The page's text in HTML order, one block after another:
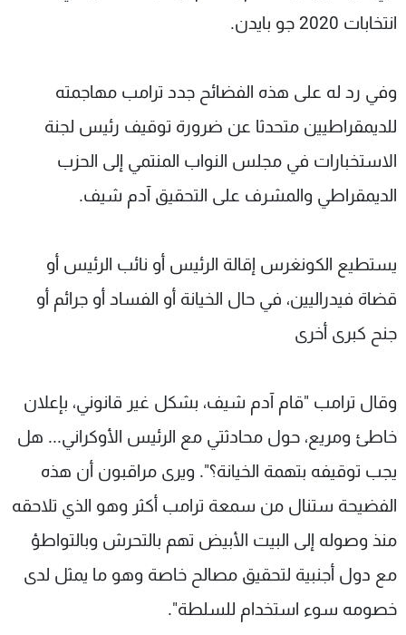
انتخابات 2020 جو بايدن.
وفي رد له على هذه الفضائح جدد ترامب مهاجمته
للديمقراطيين متحدثا عن ضرورة توقيف رئيس لجنة
الاستخبارات في مجلس النواب المنتمي إلى الحزب
الديمقراطي والمشرف على التحقيق آدم شيف.
يستطيع الكونغرس إقالة الرئيس أو نائب الرئيس أو
قضاة فيدراليين، في حال الخيانة أو الفساد أو جرائم أو
جنح كبرى أخرى
وقال ترامب "قام آدم شيف، بشكل غير قانوني، بإعلان
خاطئ ومريع، حول محادثتي مع الرئيس الأوكراني... هل
يجب توقيفه بتهمة الخيانة؟". ويرى مراقبون أن هذه
الفضيحة ستنال من سمعة ترامب أكثر وهو الذي تلاحقه
منذ وصوله إلى البيت الأبيض تهم بالتحرش وبالتواطؤ
مع دول أجنبية لتحقيق مصالح خاصة وهو ما يمثل لدى
خصومه سوء استخدام للسلطة".